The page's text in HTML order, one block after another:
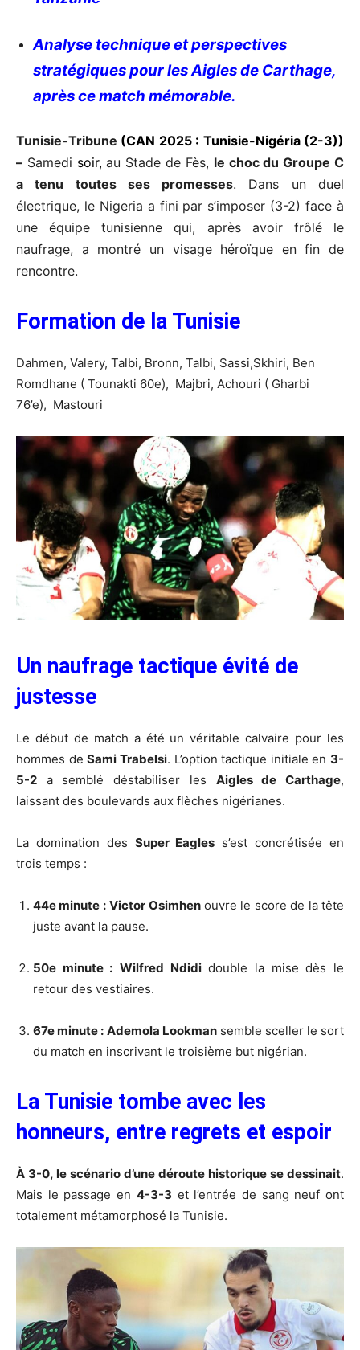
Analyse technique et perspectives
stratégiques pour les Aigles de Carthage,
après ce match mémorable.
Tunisie-Tribune (CAN 2025 : Tunisie-Nigéria (2-3))
– Samedi soir,au Stade de Fès, le choc du Groupe C
a tenu toutes ses promesses. Dans un duel
électrique, le Nigeria a fini par s’imposer (3-2) face à
une équipe tunisienne qui, après avoir frôlé le
naufrage, a montré un visage héroïque en fin de
rencontre.
Formation de la Tunisie
Dahmen, Valery, Talbi, Bronn, Talbi, Sassi,Skhiri, Ben
Romdhane ( Tounakti 60e), Majbri, Achouri ( Gharbi
76’e), Mastouri
Un naufrage tactique évité de
justesse
Le début de match a été un véritable calvaire pour les
hommes deSami Trabelsi. L’option tactique initiale en 3-
5-2 a semblé déstabiliser les Aigles de Carthage,
laissant des boulevards aux flèches nigérianes.
La domination des Super Eagles s’est concrétisée en
trois temps :
44e minute : Victor Osimhenouvre le score de la tête
juste avant la pause.
50e minute : Wilfred Ndididouble la mise dès le
retour des vestiaires.
67e minute : Ademola Lookman semble sceller le sort
du match en inscrivant le troisième but nigérian.
La Tunisie tombe avec les
honneurs, entre regrets et espoir
À 3-0, le scénario d’une déroute historique se dessinait.
Mais le passage en 4-3-3 et l’entrée de sang neuf ont
totalement métamorphosé la Tunisie.